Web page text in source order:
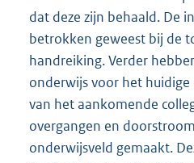
dat deze zijn behaald. De
betrokken geweest bij de
handreiking. Verder
onderwijs voor het
van het aankomende
overgangen en
onderwijsveld gemaakt.